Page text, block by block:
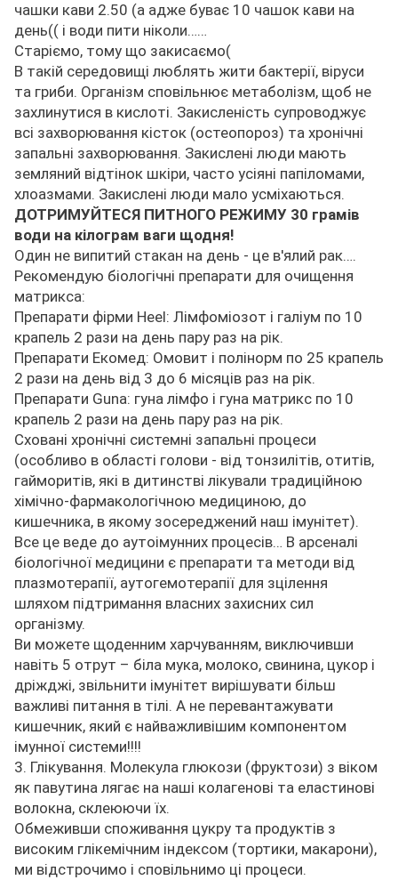
чашки кави 2.50 (а адже буває 10 чашок кави на
день(( і води пити ніколи……
Старіємо, тому що закисаємо(
В такій середовищі люблять жити бактерії, віруси
та гриби. Організм сповільнює метаболізм, щоб не
захлинутися в кислоті. Закисленість супроводжує
всі захворювання кісток (остеопороз) та хронічні
запальні захворювання. Закислені люди мають
земляний відтінок шкіри, часто усіяні папіломами,
хлоазмами. Закислені люди мало усміхаються.
ДОТРИМУЙТЕСЯ ПИТНОГО РЕЖИМУ 30 грамів
води на кілограм ваги щодня!
Один не випитий стакан на день - це в'ялий рак….
Рекомендую біологічні препарати для очищення
матрикса:
Препарати фірми Heel: Лімфоміозот і галіум по 10
крапель 2 рази на день пару раз на рік.
Препарати Екомед: Омовит і полінорм по 25 крапель
2 рази на день від 3 до 6 місяців раз на рік.
Препарати Guna: гуна лімфо і гуна матрикс по 10
крапель 2 рази на день пару раз на рік.
Сховані хронічні системні запальні процеси
(особливо в області голови - від тонзилітів, отитів,
гайморитів, які в дитинстві лікували традиційною
хімічно-фармакологічною медициною, до
кишечника, в якому зосереджений наш імунітет).
Все це веде до аутоімунних процесів… В арсеналі
біологічної медицини є препарати та методи від
плазмотерапії, аутогемотерапії для зцілення
шляхом підтримання власних захисних сил
організму.
Ви можете щоденним харчуванням, виключивши
навіть 5 отрут – біла мука, молоко, свинина, цукор і
дріжджі, звільнити імунітет вирішувати більш
важливі питання в тілі. А не перевантажувати
кишечник, який є найважливішим компонентом
імунної системи!!!!
3. Глікування. Молекула глюкози (фруктози) з віком
як павутина лягає на наші колагенові та еластинові
волокна, склеюючи їх.
Обмеживши споживання цукру та продуктів з
високим глікемічним індексом (тортики, макарони),
ми відстрочимо і сповільнимо ці процеси.